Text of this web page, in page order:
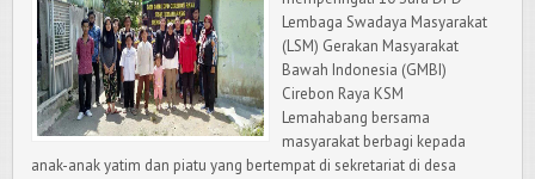
Lembaga Swadaya Masyarakat
(LSM) Gerakan Masyarakat
Bawah Indonesia (GMBI)
Cirebon Raya KSM
Lemahabang bersama
masyarakat berbagi kepada
anak-anak yatim dan piatu yang bertempat di sekretariat di desa